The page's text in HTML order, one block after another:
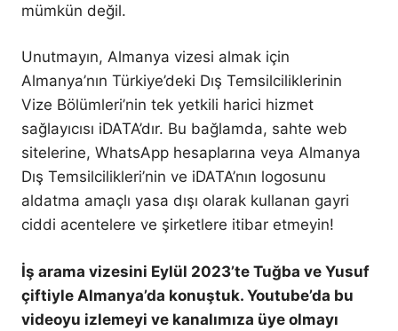
mümkün değil.
Unutmayın, Almanya vizesi almak için
Almanya’nın Türkiye’deki Dış Temsilciliklerinin
Vize Bölümleri’nin tek yetkili harici hizmet
sağlayıcısı iDATA’dır. Bu bağlamda, sahte web
sitelerine, WhatsApp hesaplarına veya Almanya
Dış Temsilcilikleri’nin ve iDATA’nın logosunu
aldatma amaçlı yasa dışı olarak kullanan gayri
ciddi acentelere ve şirketlere itibar etmeyin!
İş arama vizesini Eylül 2023’te Tuğba ve Yusuf
çiftiyle Almanya’da konuştuk. Youtube’da bu
videoyu izlemeyi ve kanalımıza üye olmayı